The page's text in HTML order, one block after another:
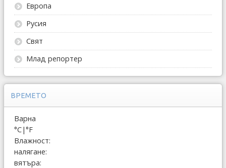
Европа
Русия
Свят
Млад репортер
ВРЕМЕТО
Варна
°C|°F
Влажност:
налягане:
вятъра: